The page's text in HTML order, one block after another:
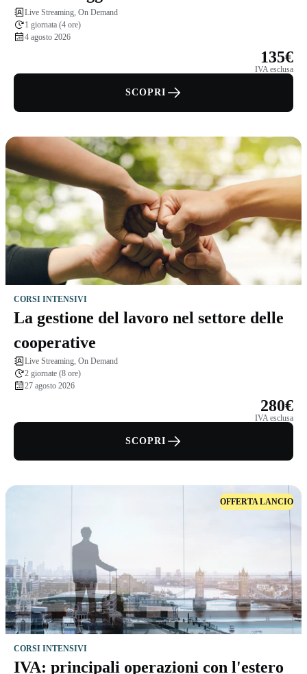
Live Streaming, On Demand
1 giornata (4 ore)
4 agosto 2026
135€
IVA esclusa
SCOPRI
CORSI INTENSIVI
La gestione del lavoro nel settore delle
cooperative
Live Streaming, On Demand
2 giornate (8 ore)
27 agosto 2026
280€
IVA esclusa
SCOPRI
OFFERTA LANCIO
CORSI INTENSIVI
IVA: principali operazioni con l'estero